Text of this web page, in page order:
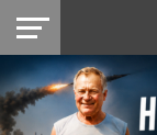
НІКОПОЛЬ
РАЙОН
СІЧЕСЛАВСЬКА
УКРАЇНА
РЕТРО
НІКОПОЛЬ
ЛАЙТ
УКРАЇНА
ДОПОМОГА
РАДІО